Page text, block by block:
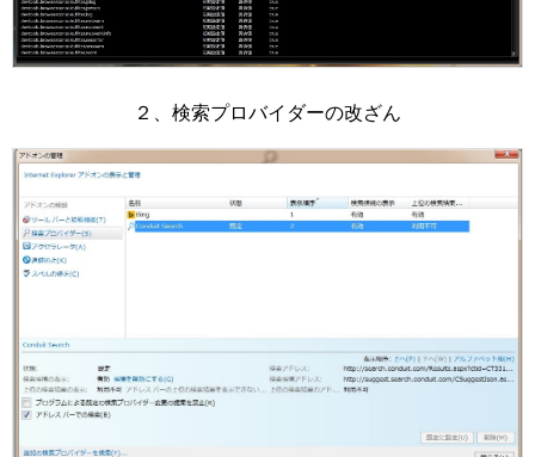
２、検索プロバイダーの改ざん